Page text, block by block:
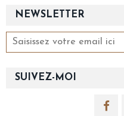
NEWSLETTER
SUIVEZ-MOI